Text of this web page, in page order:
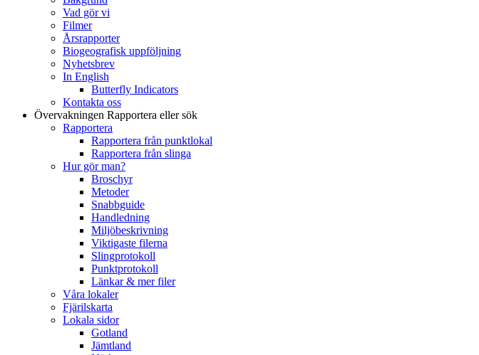
Vad gör vi
Filmer
Årsrapporter
Biogeografisk uppföljning
Nyhetsbrev
In English
Butterfly Indicators
Kontakta oss
Övervakningen Rapportera eller sök
Rapportera
Rapportera från punktlokal
Rapportera från slinga
Hur gör man?
Broschyr
Metoder
Snabbguide
Handledning
Miljöbeskrivning
Viktigaste filerna
Slingprotokoll
Punktprotokoll
Länkar & mer filer
Våra lokaler
Fjärilskarta
Lokala sidor
Gotland
Jämtland